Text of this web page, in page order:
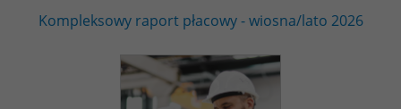
Kompleksowy raport płacowy - wiosna/lato 2026